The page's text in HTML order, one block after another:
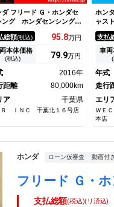
ダ フリード Ｇ・ホンダセ
ング ホンダセンシング
パワースライドドア レー
クルーズコントロール バ
カメラ 純正８インチナ
ｌｕｅｔｏｏｔｈ フル
ー オートライト ビルト
ＴＣ
総額(税込) 95.8万円
本体価格
(税込) 79.9万円
2016年
距離
80,000km
ア
千葉県
Ｒ ＩＮＣ 千葉北１６号店
ホン
ャス
純正
イド
Ｄ／
ＥＴ
ＤＶ
運転
支払
車両
年式
走行
エリ
ＷＥ
本店
ホンダ ローン仮審査 動画付き
支払総額(税込)(リ済込)